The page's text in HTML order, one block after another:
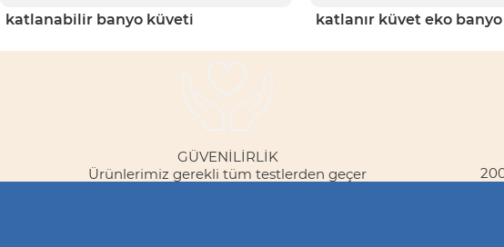
katlanabilir banyo küveti katlanır küvet eko
GÜVENILIRLIK
Ürünlerimiz gerekli tüm testlerden geçer